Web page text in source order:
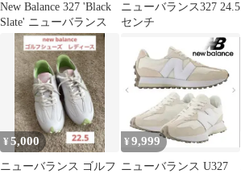
New Balance 327 'Black
Slate' ニューバランス
ニューバランス327 24.5
センチ
¥5,000
ニューバランス ゴルフ
¥ 9,999
ニューバランス U327